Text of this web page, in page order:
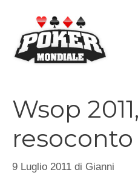
contenuto
Wsop
resoconto
9 Luglio 2011 di Gianni